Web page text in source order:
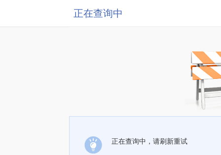
正在查询中
正在查询中，请刷新重试